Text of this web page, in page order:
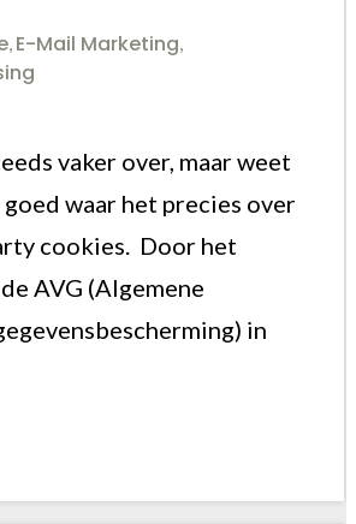
E-Mail Marketing
vaker over, maar weet
waar het precies over
cookies. Door het
AVG (Algemene
in